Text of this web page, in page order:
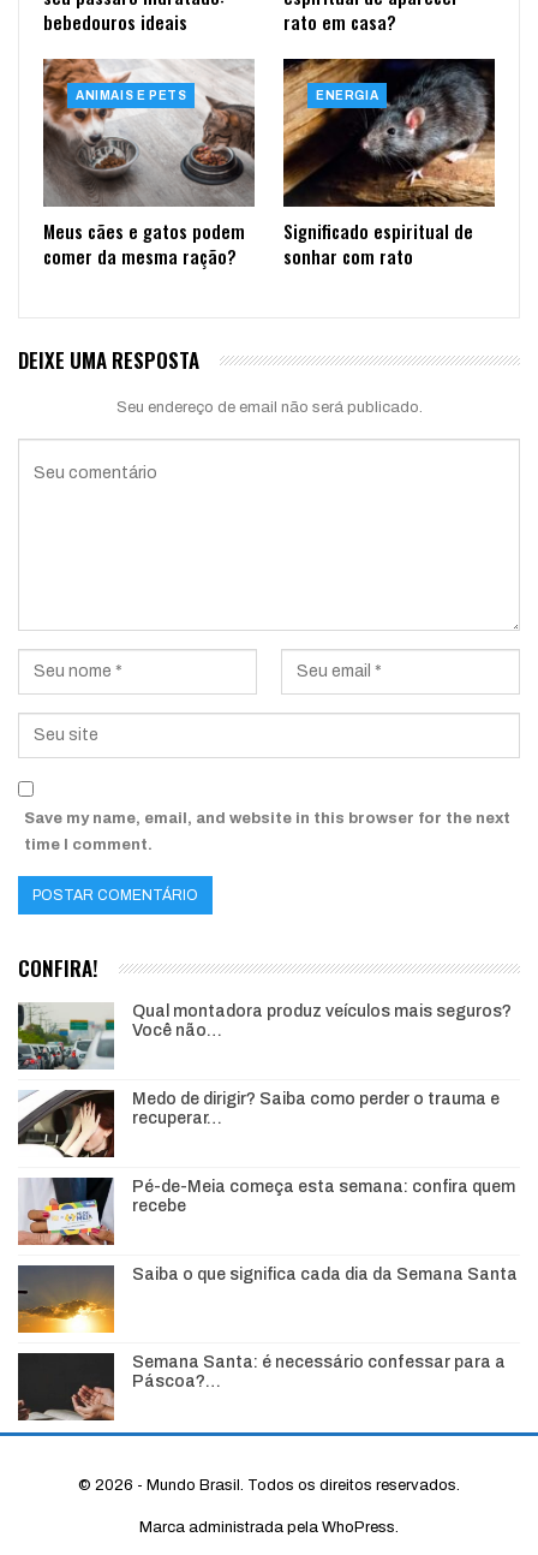
bebedouros ideais
rato em casa?
ANIMAIS E PETS
Meus cães e gatos podem
comer da mesma ração?
ENERGIA
Significado espiritual de
sonhar com rato
DEIXE UMA RESPOSTA
Seu endereço de email não será publicado.
Save my name, email, and website in this browser for the next
time I comment.
CONFIRA!
Qual montadora produz veículos mais seguros?
Você não…
Medo de dirigir? Saiba como perder o trauma e
recuperar…
Pé-de-Meia começa esta semana: confira quem
recebe
Saiba o que significa cada dia da Semana Santa
Semana Santa: é necessário confessar para a
Páscoa?…
© 2026 - Mundo Brasil. Todos os direitos reservados.
Marca administrada pela WhoPress.